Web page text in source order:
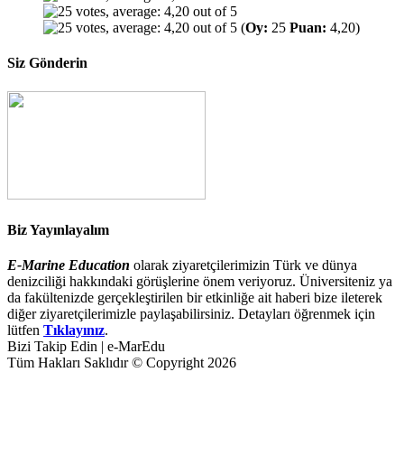
(Oy: 25 Puan: 4,20)
Siz Gönderin
Biz Yayınlayalım
E-Marine Education olarak ziyaretçilerimizin Türk ve dünya
denizciliği hakkındaki görüşlerine önem veriyoruz. Üniversiteniz ya
da fakültenizde gerçekleştirilen bir etkinliğe ait haberi bize ileterek
diğer ziyaretçilerimizle paylaşabilirsiniz. Detayları öğrenmek için
lütfen Tıklayınız.
Bizi Takip Edin | e-MarEdu
Tüm Hakları Saklıdır © Copyright 2026